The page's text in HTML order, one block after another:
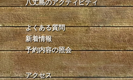
八丈島のアクティビティ
よくある質問
新着情報
予約内容の照会
アクセス